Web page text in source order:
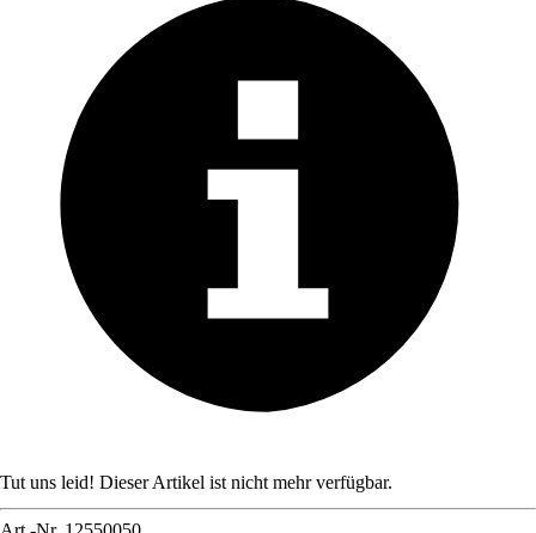
Tut uns leid! Dieser Artikel ist nicht mehr verfügbar.